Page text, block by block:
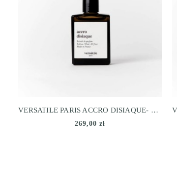
VERSATILE PARIS ACCRO DISIAQUE- EXTRAIT DE PARFUM
269,00 zł